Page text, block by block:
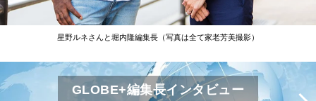
星野ルネさんと堀内隆編集長（写真は全て家老芳美撮影）
GLOBE+編集長インタビュー